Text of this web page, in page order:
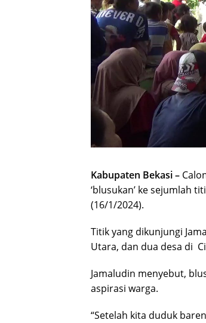
Kabupaten Bekasi –
‘blusukan’ ke sejumlah
(16/1/2024).
Titik yang dikunjungi
Utara, dan dua desa di
Jamaludin menyebut,
aspirasi warga.
“Setelah kita duduk